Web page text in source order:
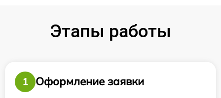
Этапы работы
1
Оформление заявки